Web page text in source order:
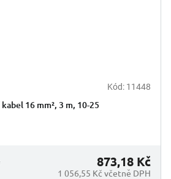
Kód: 11448
16 mm², 3 m, 10-25
1 056,55 Kč včetně DPH
873,18 Kč